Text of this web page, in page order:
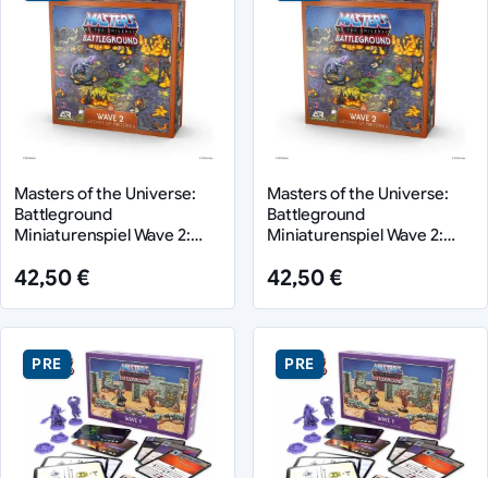
Masters of the Universe:
Battleground
Miniaturenspiel Wave 2:
*Deutsche Version*
42,50 €
Masters of the Universe:
Battleground
Miniaturenspiel Wave 2:
*Englische Version*
42,50 €
PRE PRE